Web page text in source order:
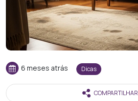
6 meses atrás Dicas
COMPARTILHAR